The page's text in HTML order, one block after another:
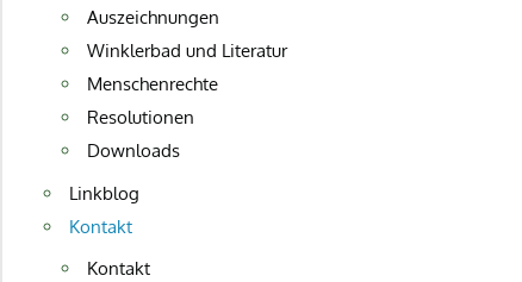
Auszeichnungen
Winklerbad und Literatur
Menschenrechte
Resolutionen
Downloads
Linkblog
Kontakt
Kontakt